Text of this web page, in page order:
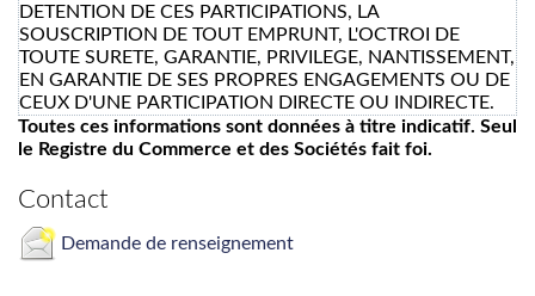
DETENTION DE CES PARTICIPATIONS, LA
SOUSCRIPTION DE TOUT EMPRUNT, L'OCTROI DE
TOUTE SURETE, GARANTIE, PRIVILEGE, NANTISSEMENT,
EN GARANTIE DE SES PROPRES ENGAGEMENTS OU DE
CEUX D'UNE PARTICIPATION DIRECTE OU INDIRECTE.
Toutes ces informations sont données à titre indicatif. Seul
le Registre du Commerce et des Sociétés fait foi.
Contact
Demande de renseignement